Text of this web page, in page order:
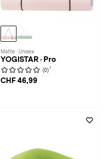
Matte · Unisex
YOGISTAR · Pro
(0) 1
CHF 46,99